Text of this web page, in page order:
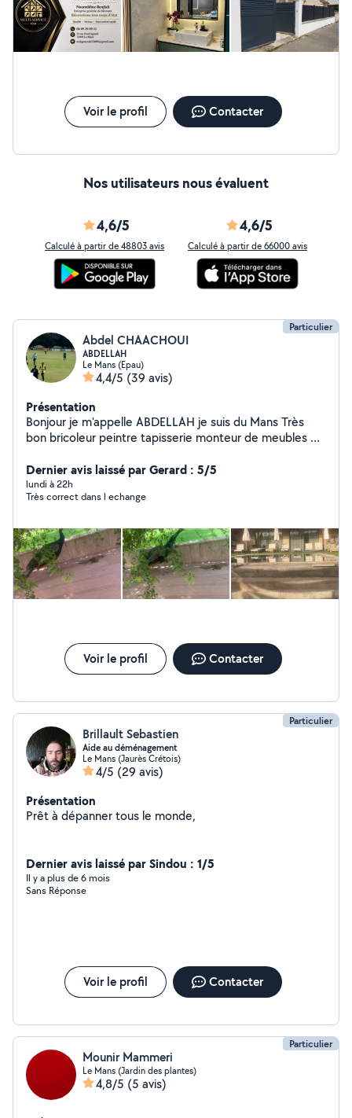
Voir le profil Contacter
Nos utilisateurs nous évaluent
4,6/5
Calculé à partir de 48803 avis
4,6/5
Calculé à partir de 66000 avis
Particulier
Abdel CHAACHOUI
ABDELLAH
Le Mans (Epau)
4,4/5 (39 avis)
Présentation
Bonjour je m'appelle ABDELLAH je suis du Mans Très
bon bricoleur peintre tapisserie monteur de meubles et
le sourire Cordialement
Dernier avis laissé par Gerard : 5/5
lundi à 22h
Très correct dans l echange
Voir le profil Contacter
Particulier
Brillault Sebastien
Aide au déménagement
Le Mans (Jaurès Crétois)
4/5 (29 avis)
Présentation
Prêt à dépanner tous le monde,
Dernier avis laissé par Sindou : 1/5
Il y a plus de 6 mois
Sans Réponse
Voir le profil Contacter
Particulier
Mounir Mammeri
Le Mans (Jardin des plantes)
4,8/5 (5 avis)